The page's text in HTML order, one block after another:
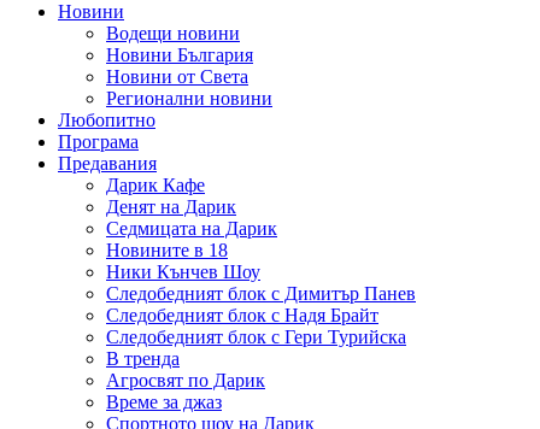
Новини
Водещи новини
Новини България
Новини от Света
Регионални новини
Любопитно
Програма
Предавания
Дарик Кафе
Денят на Дарик
Седмицата на Дарик
Новините в 18
Ники Кънчев Шоу
Следобедният блок с Димитър Панев
Следобедният блок с Надя Брайт
Следобедният блок с Гери Турийска
В тренда
Агросвят по Дарик
Време за джаз
Спортното шоу на Дарик